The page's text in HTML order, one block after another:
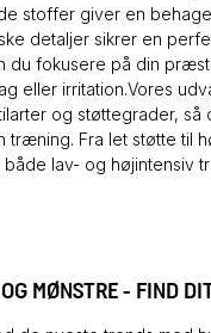
stoffer giver en
detaljer sikrer en
du fokusere på din
eller irritation.Vores
og støttegrader, så
træning. Fra let støtte til
lav- og højintensiv
MØNSTRE - FIND